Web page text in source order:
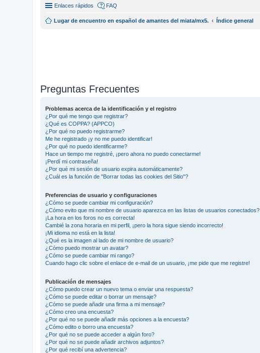
Enlaces rápidos FAQ
Lugar de encuentro en español de amantes del miata/mx5. Índice general
Preguntas Frecuentes
Problemas acerca de la identificación y el registro
¿Por qué me tengo que registrar?
¿Qué es COPPA? (APPCO)
¿Por qué no puedo registrarme?
Me he registrado ¡y no me puedo identificar!
¿Por qué no puedo identificarme?
Hace un tiempo me registré, ¡pero ahora no puedo conectarme!
¡Perdí mi contraseña!
¿Por qué mi sesión de usuario expira automáticamente?
¿Cuál es la función de "Borrar todas las cookies del Sitio"?
Preferencias de usuario y configuraciones
¿Cómo se puede cambiar mi configuración?
¿Cómo evito que mi nombre de usuario aparezca en las listas de usuarios conectados?
¡La hora en los foros no es correcta!
Cambié la zona horaria en mi perfil, ¡pero la hora sigue siendo incorrecto!
¡Mi idioma no está en la lista!
¿Qué es la imagen al lado de mi nombre de usuario?
¿Cómo puedo mostrar un avatar?
¿Cómo se puede cambiar mi rango?
Cuando hago clic sobre el enlace de e-mail de un usuario, ¡me pide que me registre!
Publicación de mensajes
¿Cómo puedo crear un nuevo tema o enviar una respuesta?
¿Cómo se puede editar o borrar un mensaje?
¿Cómo se puede añadir una firma a mi mensaje?
¿Cómo creo una encuesta?
¿Por qué no se puede añadir más opciones a la encuesta?
¿Cómo edito o borro una encuesta?
¿Por qué no se puede acceder a algún foro?
¿Por qué no se puede añadir archivos adjuntos?
¿Por qué recibí una advertencia?